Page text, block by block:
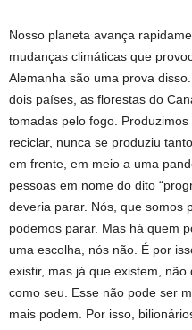
Nosso planeta avança
mudanças climáticas que
Alemanha são uma prova
dois países, as florestas do
tomadas pelo fogo.
reciclar, nunca se produziu
em frente, em meio a uma
pessoas em nome do dito
deveria parar. Nós, que somos
podemos parar. Mas há quem
uma escolha, nós não. É por
existir, mas já que existem,
como seu. Esse não pode ser
mais podem. Por isso,